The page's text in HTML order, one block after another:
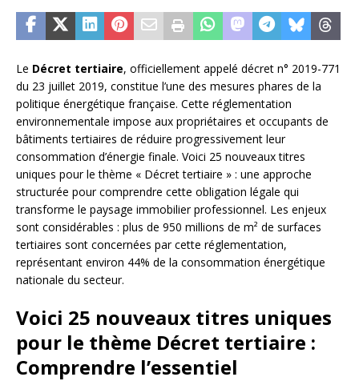
Le Décret tertiaire, officiellement appelé décret n° 2019-771
du 23 juillet 2019, constitue l’une des mesures phares de la
politique énergétique française. Cette réglementation
environnementale impose aux propriétaires et occupants de
bâtiments tertiaires de réduire progressivement leur
consommation d’énergie finale. Voici 25 nouveaux titres
uniques pour le thème « Décret tertiaire » : une approche
structurée pour comprendre cette obligation légale qui
transforme le paysage immobilier professionnel. Les enjeux
sont considérables : plus de 950 millions de m² de surfaces
tertiaires sont concernées par cette réglementation,
représentant environ 44% de la consommation énergétique
nationale du secteur.
Voici 25 nouveaux titres uniques
pour le thème Décret tertiaire :
Comprendre l’essentiel